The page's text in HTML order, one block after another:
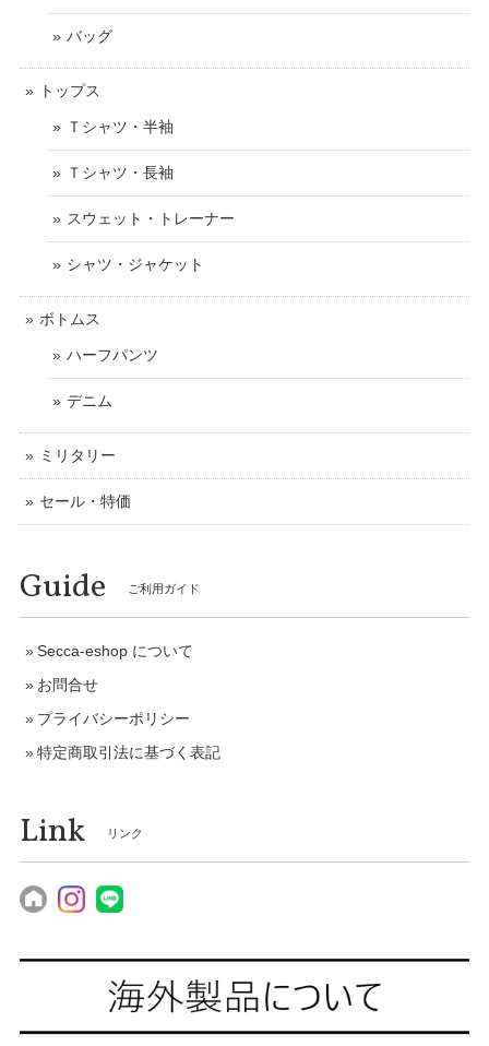
バッグ
トップス
Ｔシャツ・半袖
Ｔシャツ・長袖
スウェット・トレーナー
シャツ・ジャケット
ボトムス
ハーフパンツ
デニム
ミリタリー
セール・特価
Guide ご利用ガイド
Secca-eshop について
お問合せ
プライバシーポリシー
特定商取引法に基づく表記
Link リンク